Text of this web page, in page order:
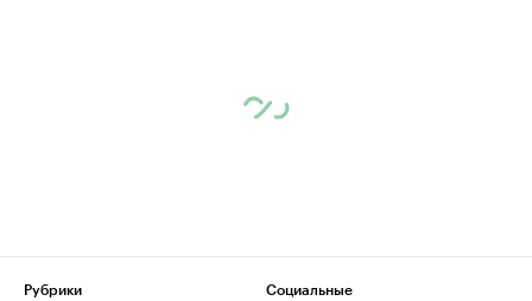
Рубрики
Социальные